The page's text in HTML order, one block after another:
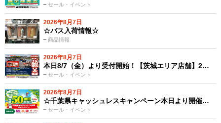
セール・イベント
2026年8月7日
商品情報
☆バス入荷情報☆
2026年8月7日
セール・イベント
本日8/7（金）より受付開始！【茨城エリア店舗】2…
2026年8月7日
セール・イベント
☆千葉県キャッシュレスキャンペーン本日より開催…